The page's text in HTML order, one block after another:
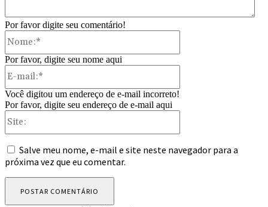
Por favor digite seu comentário!
Por favor, digite seu nome aqui
Você digitou um endereço de e-mail incorreto!
Por favor, digite seu endereço de e-mail aqui
Salve meu nome, e-mail e site neste navegador para a
próxima vez que eu comentar.